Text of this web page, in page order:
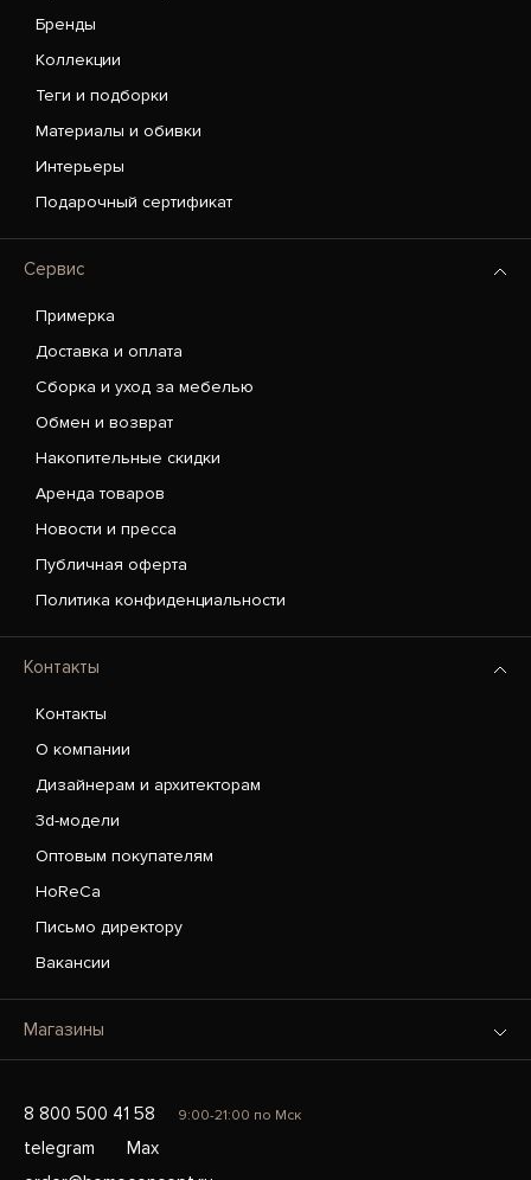
Бренды
Коллекции
Теги и подборки
Материалы и обивки
Интерьеры
Подарочный сертификат
Сервис
Примерка
Доставка и оплата
Сборка и уход за мебелью
Обмен и возврат
Накопительные скидки
Аренда товаров
Новости и пресса
Публичная оферта
Политика конфиденциальности
Контакты
Контакты
О компании
Дизайнерам и архитекторам
3d-модели
Оптовым покупателям
HoReCa
Письмо директору
Вакансии
Магазины
8 800 500 41 58 9:00-21:00 по Мск
telegram
Max